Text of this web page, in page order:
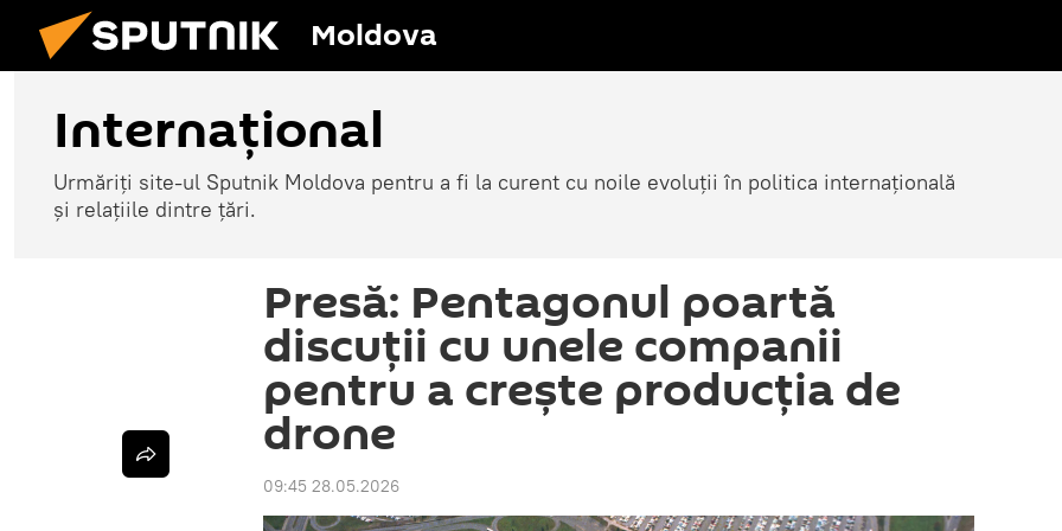
Moldova
Internațional
Urmăriți site-ul Sputnik Moldova pentru a fi la curent cu noile evoluții în politica internațională
și relațiile dintre țări.
Presă: Pentagonul poartă
discuții cu unele companii
pentru a crește producția de
drone
09:45 28.05.2026